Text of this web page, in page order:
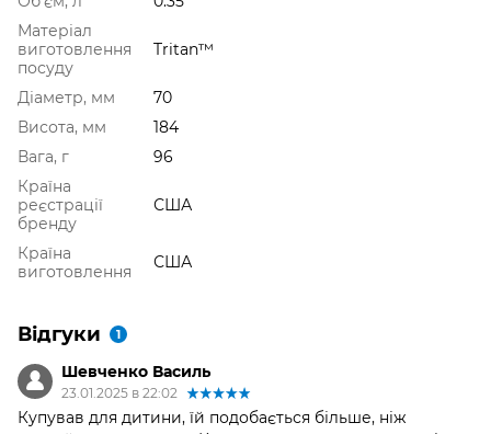
Матеріал
виготовлення
посуду
Tritan™
Діаметр, мм
70
Висота, мм
184
Вага, г
96
Країна
реєстрації
бренду
США
Країна
виготовлення
США
Відгуки 1
Шевченко Василь
23.01.2025 в 22:02
Купував для дитини, їй подобається більше, ніж